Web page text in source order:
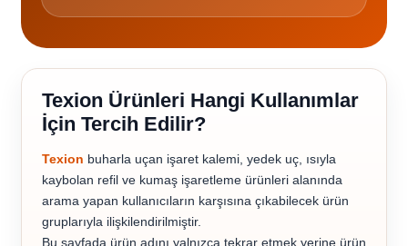
Texion Ürünleri Hangi Kullanımlar
İçin Tercih Edilir?
Texion buharla uçan işaret kalemi, yedek uç, ısıyla
kaybolan refil ve kumaş işaretleme ürünleri alanında
arama yapan kullanıcıların karşısına çıkabilecek ürün
gruplarıyla ilişkilendirilmiştir.
Bu sayfada ürün adını yalnızca tekrar etmek yerine ürün